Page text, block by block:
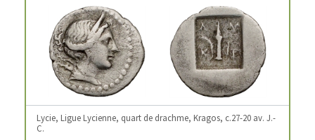
Lycie, Ligue Lycienne, quart de drachme, Kragos, c.27-20 av. J.-
C.